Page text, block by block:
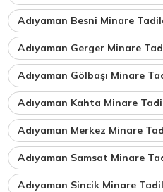
Adıyaman Besni Minare
Adıyaman Gerger Minare
Adıyaman Gölbaşı Minare
Adıyaman Kahta Minare
Adıyaman Merkez Minare
Adıyaman Samsat Minare
Adıyaman Sincik Minare